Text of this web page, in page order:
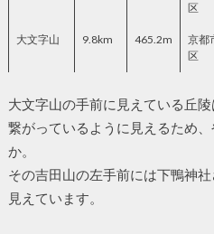
区
大文字山 9.8km 465.2m
京都
区
大文字山の手前に見えている丘
繋がっているように見えるため
か。
その吉田山の左手前には下鴨神
見えています。